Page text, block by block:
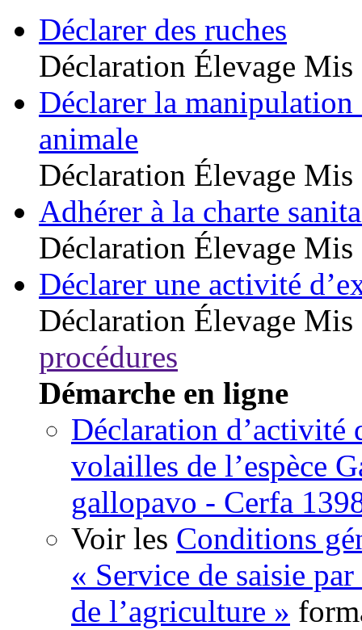
Déclarer des ruches
Déclaration Élevage Mis
Déclarer la manipulation
animale
Déclaration Élevage Mis
Adhérer à la charte
Déclaration Élevage Mis
Déclarer une activité
Déclaration Élevage Mis
procédures
Démarche en ligne
Déclaration d’activité
volailles de l’espèce
gallopavo - Cerfa
Voir les Conditions
« Service de saisie
de l’agriculture »